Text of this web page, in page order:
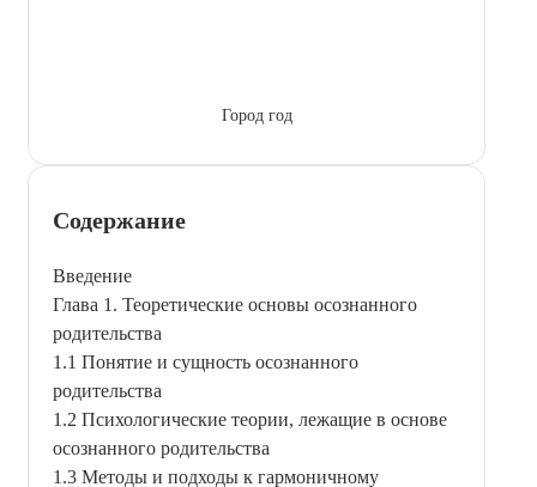
Город год
Содержание
Введение
Глава 1. Теоретические основы осознанного
родительства
1.1 Понятие и сущность осознанного
родительства
1.2 Психологические теории, лежащие в основе
осознанного родительства
1.3 Методы и подходы к гармоничному